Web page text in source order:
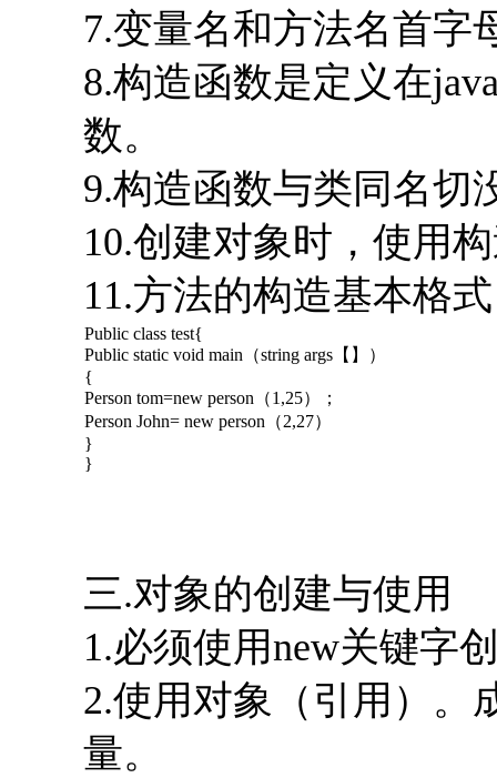
7.变量名和方法名首字
8.构造函数是定义在
数。
9.构造函数与类同名切
10.创建对象时，使用
11.方法的构造基本格
Public class test{
Public static void main（string args【】）
{
Person tom=new person（1,25）；
Person John= new person（2,27）
}
}
三.对象的创建与使用
1.必须使用new关键字
2.使用对象（引用）。
量。